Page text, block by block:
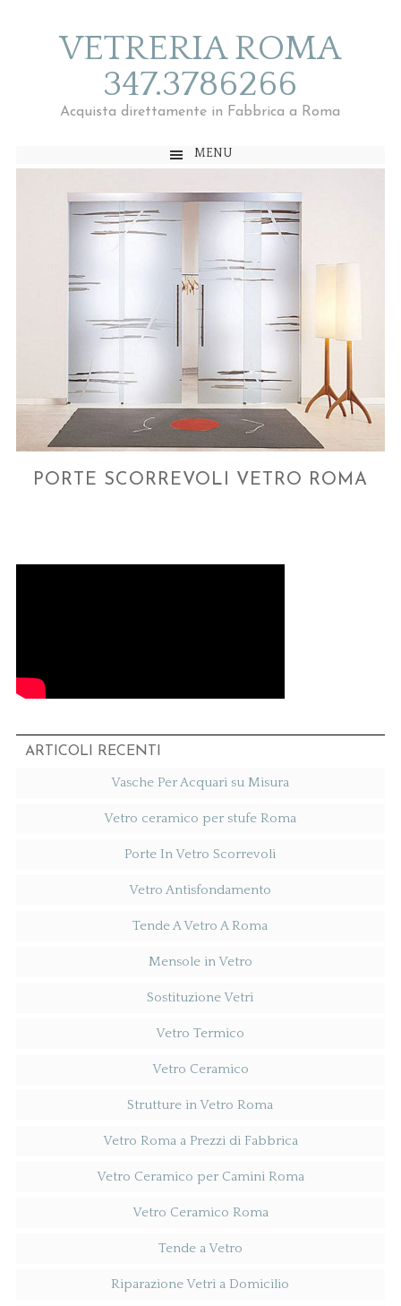
VETRERIA ROMA
347.3786266
Acquista direttamente in Fabbrica a Roma
MENU
PORTE SCORREVOLI VETRO ROMA
ARTICOLI RECENTI
Vasche Per Acquari su Misura
Vetro ceramico per stufe Roma
Porte In Vetro Scorrevoli
Vetro Antisfondamento
Tende A Vetro A Roma
Mensole in Vetro
Sostituzione Vetri
Vetro Termico
Vetro Ceramico
Strutture in Vetro Roma
Vetro Roma a Prezzi di Fabbrica
Vetro Ceramico per Camini Roma
Vetro Ceramico Roma
Tende a Vetro
Riparazione Vetri a Domicilio